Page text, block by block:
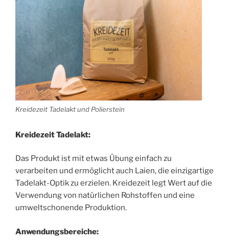
Kreidezeit Tadelakt und Polierstein
Kreidezeit Tadelakt:
Das Produkt ist mit etwas Übung einfach zu
verarbeiten und ermöglicht auch Laien, die einzigartige
Tadelakt-Optik zu erzielen. Kreidezeit legt Wert auf die
Verwendung von natürlichen Rohstoffen und eine
umweltschonende Produktion.
Anwendungsbereiche: